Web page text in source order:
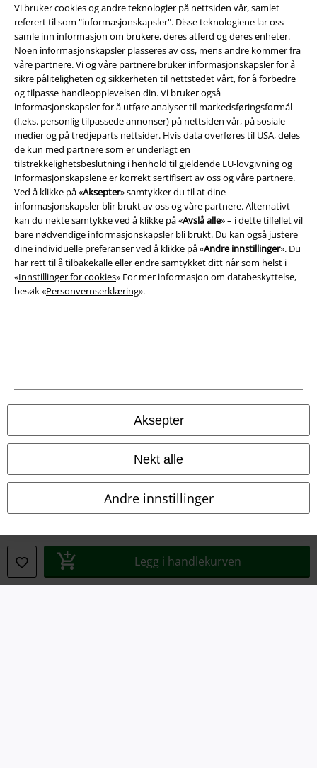
Vi bruker cookies og andre teknologier på nettsiden vår, samlet
referert til som "informasjonskapsler". Disse teknologiene lar oss
samle inn informasjon om brukere, deres atferd og deres enheter.
Noen informasjonskapsler plasseres av oss, mens andre kommer fra
våre partnere. Vi og våre partnere bruker informasjonskapsler for å
sikre påliteligheten og sikkerheten til nettstedet vårt, for å forbedre
og tilpasse handleopplevelsen din. Vi bruker også
informasjonskapsler for å utføre analyser til markedsføringsformål
(f.eks. personlig tilpassede annonser) på nettsiden vår, på sosiale
medier og på tredjeparts nettsider. Hvis data overføres til USA, deles
de kun med partnere som er underlagt en
tilstrekkelighetsbeslutning i henhold til gjeldende EU-lovgivning og
informasjonskapslene er korrekt sertifisert av oss og våre partnere.
Ved å klikke på «Aksepter» samtykker du til at dine
informasjonskapsler blir brukt av oss og våre partnere. Alternativt
kan du nekte samtykke ved å klikke på «Avslå alle» – i dette tilfellet vil
bare nødvendige informasjonskapsler bli brukt. Du kan også justere
dine individuelle preferanser ved å klikke på «Andre innstillinger». Du
har rett til å tilbakekalle eller endre samtykket ditt når som helst i
«Innstillinger for cookies» For mer informasjon om databeskyttelse,
besøk «Personvernserklæring».
Aksepter
Nekt alle
Andre innstillinger
Legg i handlekurven
EMP App
Her kan du laste ned EMPs nye app helt gratis og ta del i alle de nye
funksjonene og fordelene!
A Warner Music Group Company
Impressum
Avfallshåndtering og miljøbeskyttelse
Samsvarserklæring
Angre bestilling
Alle priser inkluderer moms og skatt.Frakt er ikke inkludert.